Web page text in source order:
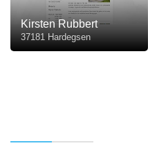
Kirsten Rubbert
37181 Hardegsen